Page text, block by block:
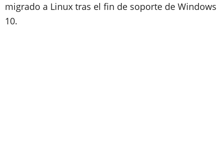
migrado a Linux tras el fin de soporte de Windows
10.